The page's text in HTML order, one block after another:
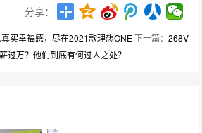
分享：
实幸福感，尽在2021款理想ONE下一篇：268V
过万？他们到底有何过人之处？